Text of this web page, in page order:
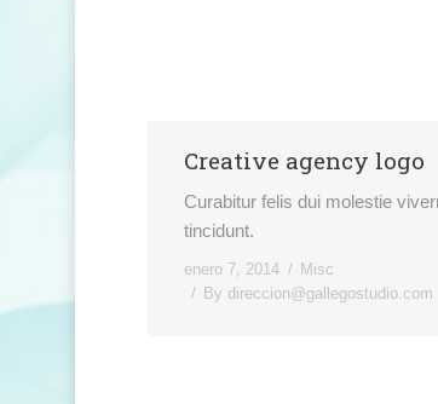
Creative agency logo
Curabitur felis dui molestie
tincidunt.
enero 7, 2014
Misc
By direccion@gallegostudio.com